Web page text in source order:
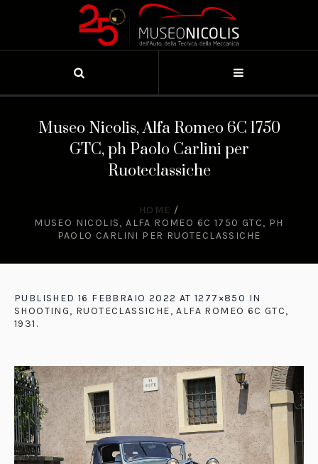
Museo Nicolis, Alfa Romeo 6C 1750
GTC, ph Paolo Carlini per
Ruoteclassiche
HOME /
MUSEO NICOLIS, ALFA ROMEO 6C 1750 GTC, PH
PAOLO CARLINI PER RUOTECLASSICHE
PUBLISHED 16 FEBBRAIO 2022 AT 1277×850 IN
SHOOTING, RUOTECLASSICHE, ALFA ROMEO 6C GTC,
1931 .